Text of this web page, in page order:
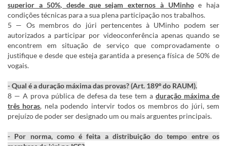
superior a 50%, desde que sejam externos à UMinhoe haja
condições técnicas para a sua plena participação nos trabalhos.
5 — Os membros do júri pertencentes à UMinho podem ser
autorizados a participar por videoconferência apenas quando se
encontrem em situação de serviço que comprovadamente o
justifique e desde que esteja garantida a presença física de 50% de
vogais.
- Qual é a duração máxima das provas? (Art. 189º do RAUM).
8 — A prova pública de defesa da tese tem aduração máxima de
três horas, nela podendo intervir todos os membros do júri, sem
prejuízo de poder ser designado um ou mais arguentes principais.
- Por norma, como é feita a distribuição do tempo entre os